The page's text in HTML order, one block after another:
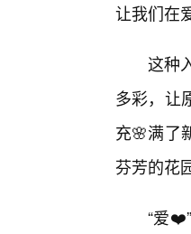
让我们在
这种
多彩，让
充🌸满了
芬芳的花
“爱